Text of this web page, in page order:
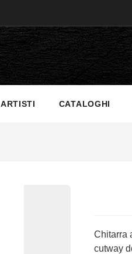
ARTISTI CATALOGHI
Chitarra
cutway